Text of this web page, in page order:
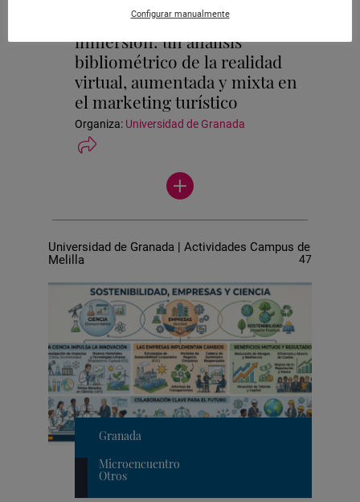
De la experiencia a la
inmersión: un análisis
bibliométrico de la realidad
virtual, aumentada y mixta en
el marketing turístico
Organiza: Universidad de Granada
Ver
más
Universidad de Granada | Actividades Campus de
Melilla
47
Granada
Microencuentro
Otros
Configurar manualmente